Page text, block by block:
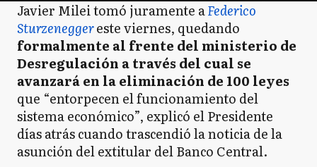
Javier Milei tomó juramente aFederico
Sturzeneggereste viernes, quedando
formalmente al frente del ministerio de
Desregulación a través del cual se
avanzará en la eliminación de 100 leyes
que “entorpecen el funcionamiento del
sistema económico”, explicó el Presidente
días atrás cuando trascendió la noticia de la
asunción del extitular del Banco Central.